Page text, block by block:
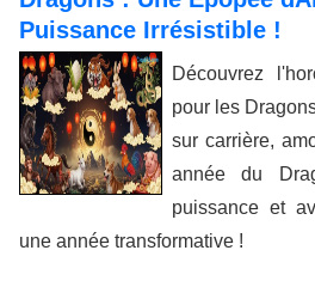
Puissance Irrésistible !
Découvrez
pour les
sur carrière,
année du
puissance et
une année transformative !